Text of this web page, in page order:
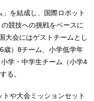
を結成し、国際ロボット
競技への挑戦をベースに
大会にはゲストチームとし
歳）8チーム、小学低学年
学・中学生チーム（小学4
る。
や大会ミッションセット